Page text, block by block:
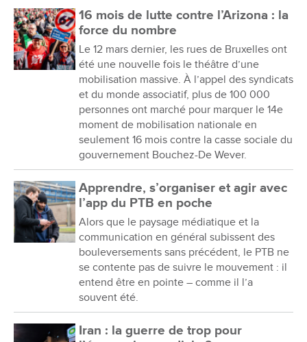
16 mois de lutte contre l’Arizona : la
force du nombre
Le 12 mars dernier, les rues de Bruxelles ont
été une nouvelle fois le théâtre d’une
mobilisation massive. À l’appel des syndicats
et du monde associatif, plus de 100 000
personnes ont marché pour marquer le 14e
moment de mobilisation nationale en
seulement 16 mois contre la casse sociale du
gouvernement Bouchez-De Wever.
Apprendre, s’organiser et agir avec
l’app du PTB en poche
Alors que le paysage médiatique et la
communication en général subissent des
bouleversements sans précédent, le PTB ne
se contente pas de suivre le mouvement : il
entend être en pointe – comme il l’a
souvent été.
Iran : la guerre de trop pour